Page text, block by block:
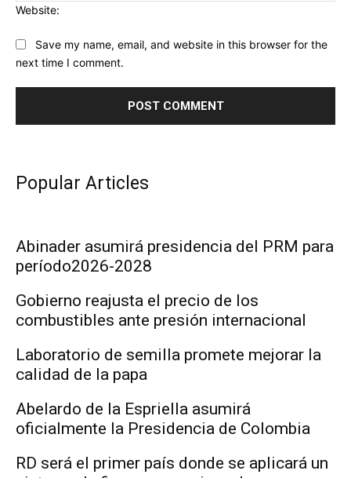
Website:
Save my name, email, and website in this browser for the
next time I comment.
Popular Articles
Abinader asumirá presidencia del PRM para
período2026-2028
Gobierno reajusta el precio de los
combustibles ante presión internacional
Laboratorio de semilla promete mejorar la
calidad de la papa
Abelardo de la Espriella asumirá
oficialmente la Presidencia de Colombia
RD será el primer país donde se aplicará un